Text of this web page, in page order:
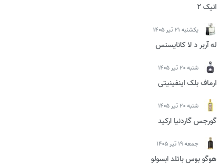
انیک 2
يكشنبه 21 تیر 1405
له آربر د لا کانایسنس
شنبه 20 تیر 1405
ارماف بلک اینفینیتی
شنبه 20 تیر 1405
گورجس گاردنیا ارکید
جمعه 19 تیر 1405
هوگو بوس باتلد ابسولو